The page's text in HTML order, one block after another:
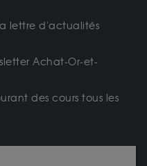
lettre d'actualités
Achat-Or-et-
des cours tous les